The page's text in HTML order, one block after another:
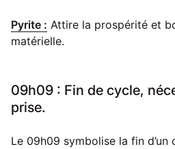
Pyrite : Attire la prospérité et
matérielle.
09h09 : Fin de cycle,
prise.
Le 09h09 symbolise la fin